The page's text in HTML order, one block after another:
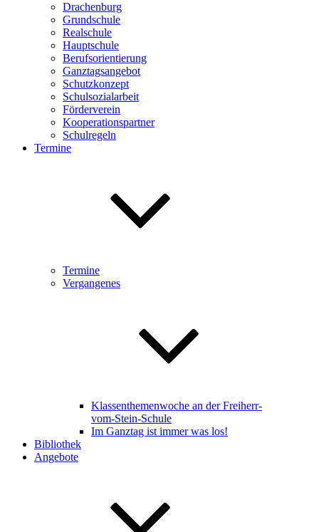
Drachenburg
Grundschule
Realschule
Hauptschule
Berufsorientierung
Ganztagsangebot
Schutzkonzept
Schulsozialarbeit
Förderverein
Kooperationspartner
Schulregeln
Termine
Termine
Vergangenes
Klassenthemenwoche an der Freiherr-
vom-Stein-Schule
Im Ganztag ist immer was los!
Bibliothek
Angebote